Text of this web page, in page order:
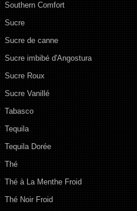
Southern Comfort
Sucre
Sucre de canne
Sucre imbibé d'Angostura
Sucre Roux
Sucre Vanillé
Tabasco
Tequila
Tequila Dorée
Thé
Thé à La Menthe Froid
Thé Noir Froid